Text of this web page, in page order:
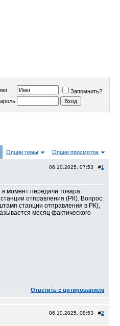
Запомнить?
Опции темы Опции просмотра
06.10.2025, 07:53 #1
в момент передачи товара
станции отправления (РК). Вопрос:
станции отправления в РК),
месяц фактического
Ответить с цитированием
06.10.2025, 08:53 #2